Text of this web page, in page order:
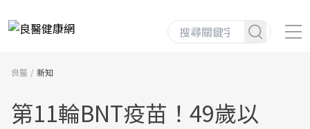
良醫 新知
第11輪BNT疫苗！49歲以